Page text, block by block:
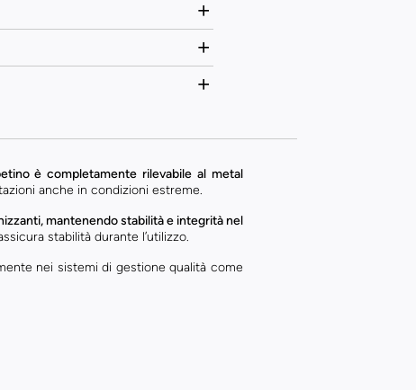
è completamente rilevabile al metal
anche in condizioni estreme.
mantenendo stabilità e integrità nel
stabilità durante l’utilizzo.
nei sistemi di gestione qualità come